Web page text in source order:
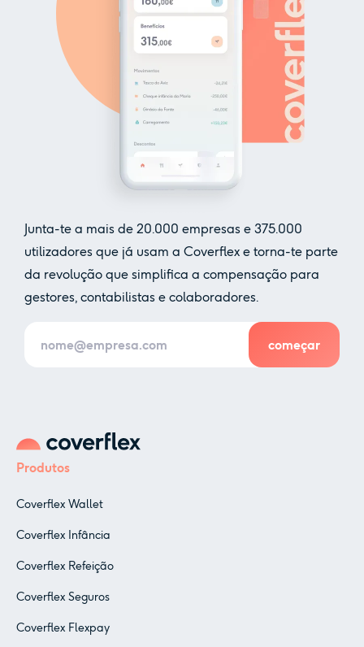
Junta-te a mais de 20.000 empresas e 375.000
utilizadores que já usam a Coverflex e torna-te parte
da revolução que simplifica a compensação para
gestores, contabilistas e colaboradores.
Produtos
Coverflex Wallet
Coverflex Infância
Coverflex Refeição
Coverflex Seguros
Coverflex Flexpay